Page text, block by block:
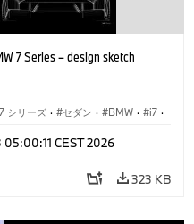
7 Series – design sketch
7 シリーズ · セダン · BMW · i7 ·
CEST 2026
323 KB